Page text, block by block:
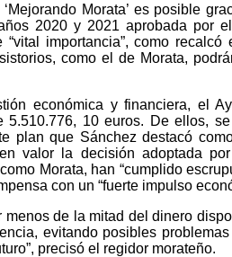
Morata’ es posible
2020 y 2021 aprobada por
importancia”, como
como el de Morata,
económica y financiera, el
5.510.776, 10 euros. De ellos,
plan que Sánchez destacó
valor la decisión adoptada
Morata, han “cumplido
con un “fuerte impulso
menos de la mitad del dinero
evitando posibles
precisó el regidor morateño.